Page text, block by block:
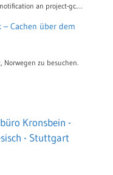
an project-gc.…
Cachen über dem
Norwegen zu besuchen.
Kronsbein -
- Stuttgart